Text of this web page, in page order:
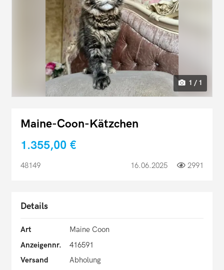
1 / 1
Maine-Coon-Kätzchen
1.355,00 €
48149 16.06.2025 2991
Details
Art
Maine Coon
Anzeigennr.
416591
Versand
Abholung